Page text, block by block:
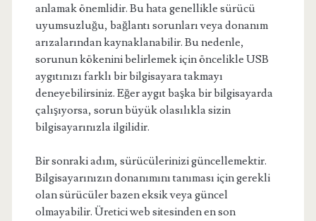
anlamak önemlidir. Bu hata genellikle sürücü
uyumsuzluğu, bağlantı sorunları veya donanım
arızalarından kaynaklanabilir. Bu nedenle,
sorunun kökenini belirlemek için öncelikle USB
aygıtınızı farklı bir bilgisayara takmayı
deneyebilirsiniz. Eğer aygıt başka bir bilgisayarda
çalışıyorsa, sorun büyük olasılıkla sizin
bilgisayarınızla ilgilidir.
Bir sonraki adım, sürücülerinizi güncellemektir.
Bilgisayarınızın donanımını tanıması için gerekli
olan sürücüler bazen eksik veya güncel
olmayabilir. Üretici web sitesinden en son